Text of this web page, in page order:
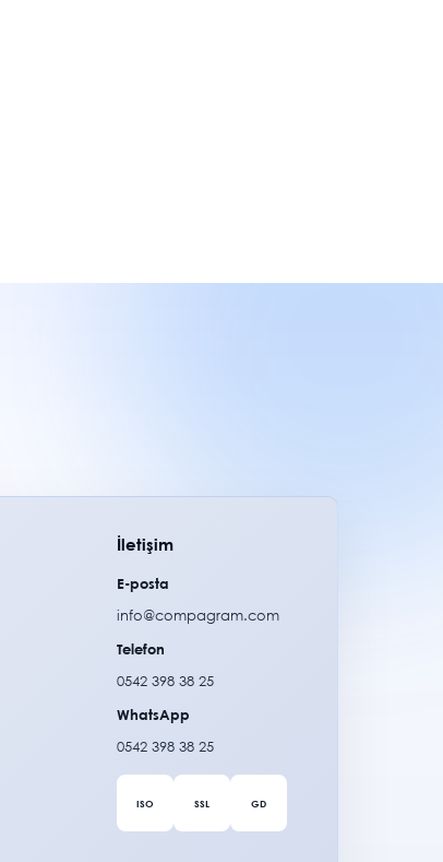
İletişim
E-posta
info@compagram.com
Telefon
0542 398 38 25
WhatsApp
0542 398 38 25
ISO SSL GD